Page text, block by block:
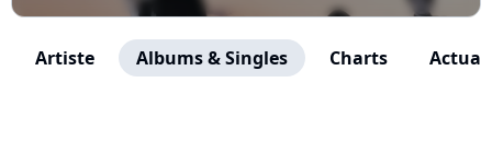
Artiste Albums & Singles Charts